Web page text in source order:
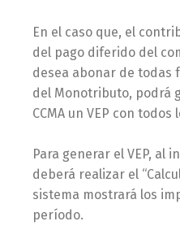
En el caso que, el
del pago diferido del
desea abonar de todas
del Monotributo, podrá
CCMA un VEP con
Para generar el VEP, al
deberá realizar el
sistema mostrará los
período.